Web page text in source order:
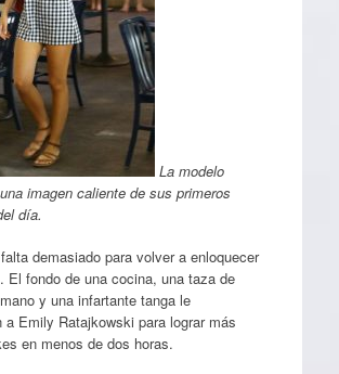
La modelo
imagen caliente de sus primeros
día.
demasiado para volver a enloquecer
El fondo de una cocina, una taza de
y una infartante tanga le
a Emily Ratajkowski para lograr más
en menos de dos horas.